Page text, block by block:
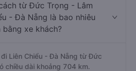
từ Đức Trọng - Lâm
- Đà Nẵng là bao nhiêu
xe khách?
Liên Chiểu - Đà Nẵng từ Đức
chiều dài khoảng 704 km.